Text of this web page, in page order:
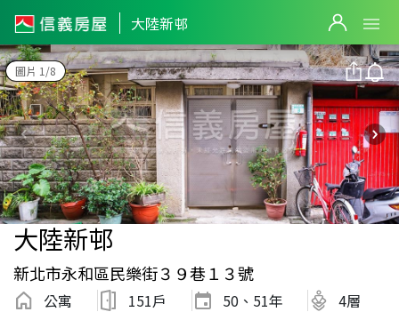
大陸新邨
圖片 1/8
大陸新邨
新北市永和區民樂街３９巷１３號
公寓 151戶 50、51年 4層